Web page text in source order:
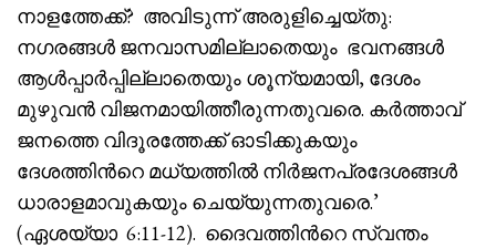
നാളത്തേക്ക്? അവിടുന്ന് അരുളിച്ചെയ്തു:
നഗരങ്ങൾ ജനവാസമില്ലാതെയും ഭവനങ്ങൾ
ആൾപ്പാർപ്പില്ലാതെയും ശൂന്യമായി, ദേശം
മുഴുവൻ വിജനമായിത്തീരുന്നതുവരെ. കർത്താവ്
ജനത്തെ വിദൂരത്തേക്ക് ഓടിക്കുകയും
ദേശത്തിൻറെ മധ്യത്തിൽ നിർജനപ്രദേശങ്ങൾ
ധാരാളമാവുകയും ചെയ്യുന്നതുവരെ.’
(ഏശയ്യാ 6:11-12). ദൈവത്തിൻറെ സ്വന്തം